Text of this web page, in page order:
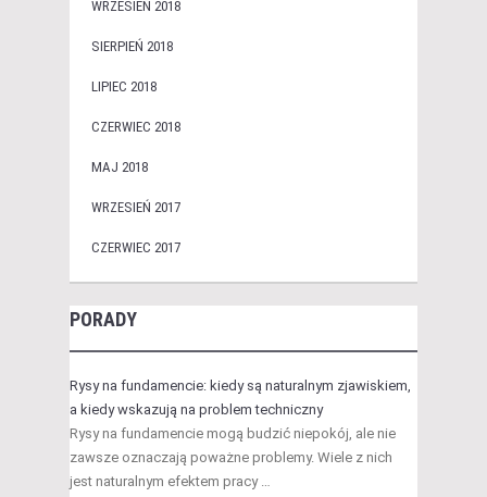
WRZESIEŃ 2018
SIERPIEŃ 2018
LIPIEC 2018
CZERWIEC 2018
MAJ 2018
WRZESIEŃ 2017
CZERWIEC 2017
PORADY
Rysy na fundamencie: kiedy są naturalnym zjawiskiem,
a kiedy wskazują na problem techniczny
Rysy na fundamencie mogą budzić niepokój, ale nie
zawsze oznaczają poważne problemy. Wiele z nich
jest naturalnym efektem pracy …